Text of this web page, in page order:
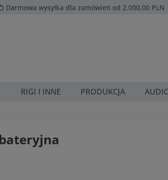
Darmowa wysyłka dla zamówień od 2.000,00 PLN
RIGI I INNE PRODUKCJA